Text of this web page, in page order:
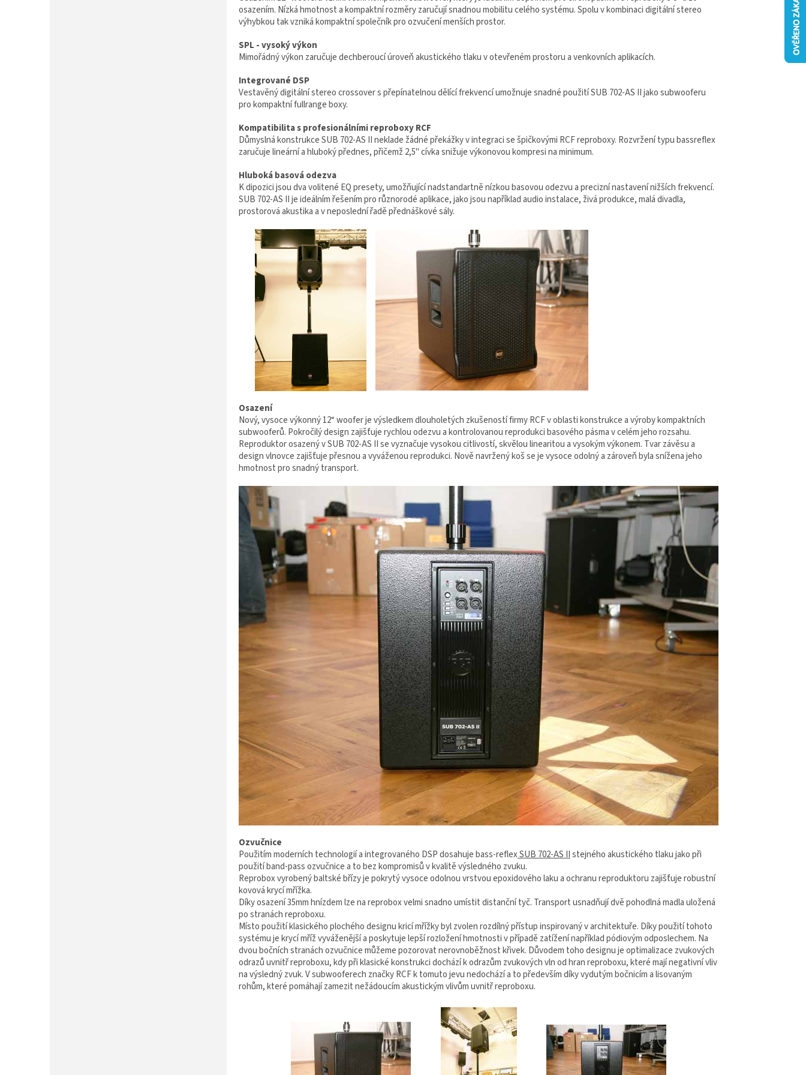
osazením. Nízká hmotnost a kompaktní rozměry zaručují snadnou mobilitu celého systému. Spolu v kombinaci digitální stereo
výhybkou tak vzniká kompaktní společník pro ozvučení menších prostor.
SPL - vysoký výkon
Mimořádný výkon zaručuje dechberoucí úroveň akustického tlaku v otevřeném prostoru a venkovních aplikacích.
Integrované DSP
Vestavěný digitální stereo crossover s přepínatelnou dělící frekvencí umožnuje snadné použití SUB 702-AS II jako subwooferu
pro kompaktní fullrange boxy.
Kompatibilita s profesionálními reproboxy RCF
Důmyslná konstrukce SUB 702-AS II neklade žádné překážky v integraci se špičkovými RCF reproboxy. Rozvržení typu bassreflex
zaručuje lineární a hluboký přednes, přičemž 2,5'' cívka snižuje výkonovou kompresi na minimum.
Hluboká basová odezva
K dipozici jsou dva volitené EQ presety, umožňující nadstandartně nízkou basovou odezvu a precizní nastavení nižších frekvencí.
SUB 702-AS II je ideálním řešením pro různorodé aplikace, jako jsou například audio instalace, živá produkce, malá divadla,
prostorová akustika a v neposlední řadě přednáškové sály.
Osazení
Nový, vysoce výkonný 12“ woofer je výsledkem dlouholetých zkušeností firmy RCF v oblasti konstrukce a výroby kompaktních
subwooferů. Pokročilý design zajišťuje rychlou odezvu a kontrolovanou reprodukci basového pásma v celém jeho rozsahu.
Reproduktor osazený v SUB 702-AS II se vyznačuje vysokou citlivostí, skvělou linearitou a vysokým výkonem. Tvar závěsu a
design vlnovce zajišťuje přesnou a vyváženou reprodukci. Nově navržený koš se je vysoce odolný a zároveň byla snížena jeho
hmotnost pro snadný transport.
Ozvučnice
Použitím moderních technologií a integrovaného DSP dosahuje bass-reflexSUB 702-AS IIstejného akustického tlaku jako při
použití band-pass ozvučnice a to bez kompromisů v kvalitě výsledného zvuku.
Reprobox vyrobený baltské břízy je pokrytý vysoce odolnou vrstvou epoxidového laku a ochranu reproduktoru zajišťuje robustní
kovová krycí mřížka.
Díky osazení 35mm hnízdem lze na reprobox velmi snadno umístit distanční tyč. Transport usnadňují dvě pohodlná madla uložená
po stranách reproboxu.
Místo použití klasického plochého designu kricí mřížky byl zvolen rozdílný přístup inspirovaný v architektuře. Díky použití tohoto
systému je krycí mříž vyváženější a poskytuje lepší rozložení hmotnosti v případě zatížení například pódiovým odposlechem. Na
dvou bočních stranách ozvučnice můžeme pozorovat nerovnoběžnost křivek. Důvodem toho designu je optimalizace zvukových
odrazů uvnitř reproboxu, kdy při klasické konstrukci dochází k odrazům zvukových vln od hran reproboxu, které mají negativní vliv
na výsledný zvuk. V subwooferech značky RCF k tomuto jevu nedochází a to především díky vydutým bočnicím a lisovaným
rohům, které pomáhají zamezit nežádoucím akustickým vlivům uvnitř reproboxu.